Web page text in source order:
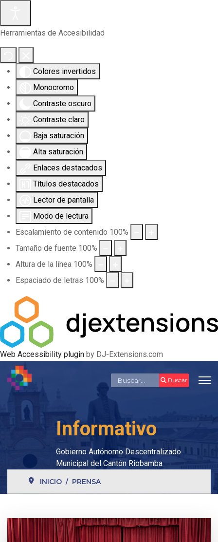
Herramientas de Accesibilidad
Colores invertidos
Monocromo
Contraste oscuro
Contraste claro
Baja saturación
Alta saturación
Enlaces destacados
Títulos destacados
Lector de pantalla
Modo de lectura
Escalamiento de contenido 100%
Tamaño de fuente 100%
Altura de la línea 100%
Espaciado de letras 100%
Web Accessibility plugin by DJ-Extensions.com
Buscar Buscar
Informativo
Gobierno Autónomo Descentralizado
Municipal del Cantón Riobamba
INICIO PRENSA